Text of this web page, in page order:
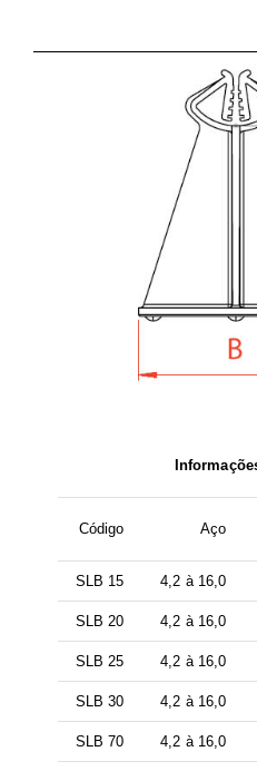
Código Aço
SLB 15 4,2 à 16,0
SLB 20 4,2 à 16,0
SLB 25 4,2 à 16,0
SLB 30 4,2 à 16,0
SLB 70 4,2 à 16,0